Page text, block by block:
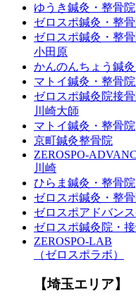
ゆうき鍼灸・整骨院
ゼロスポ鍼灸・整
ゼロスポ鍼灸・整
小田原
かんのんちょう鍼
マトイ鍼灸・整骨
ゼロスポ鍼灸院接
川崎大師
マトイ鍼灸・整骨院
京町鍼灸整骨院
ZEROSPO-
川崎
ひらま鍼灸・整骨院
ゼロスポ鍼灸・整
ゼロスポアドバン
ゼロスポ鍼灸院・
ZEROSPO-LAB
（ゼロスポラボ）
【埼玉エリア】